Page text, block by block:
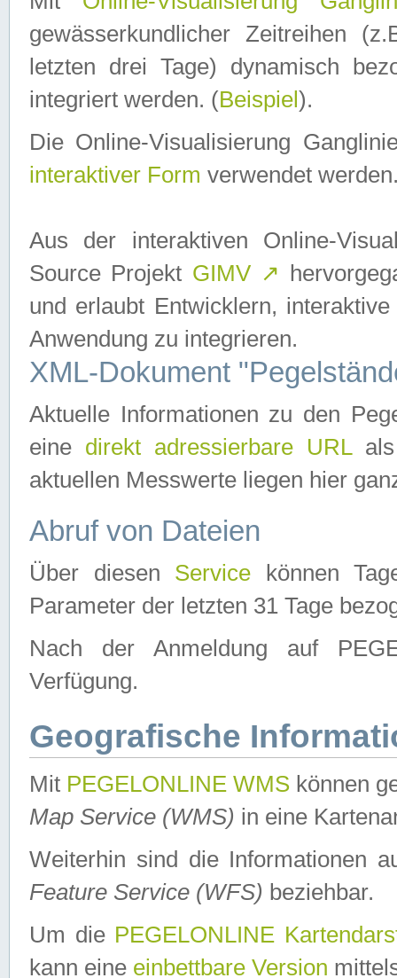
gewässerkundlicher Zeitreihen
letzten drei Tage) dynamisch
integriert werden. (Beispiel ).
Die Online-Visualisierung
interaktiver Form verwendet
Aus der interaktiven Online-
Source Projekt GIMV ↗
und erlaubt Entwicklern,
Anwendung zu integrieren.
XML-Dokument
Aktuelle Informationen zu den
eine direkt adressierbare URLals
aktuellen Messwerte liegen hier
Abruf von Dateien
Über diesen Service können
Parameter der letzten 31 Tage
Nach der Anmeldung auf
Verfügung.
Geografische
Mit PEGELONLINE WMS können
Map Service (WMS) in eine
Weiterhin sind die Informationen
Feature Service (WFS) beziehbar.
Um die PEGELONLINE
kann eine einbettbare Version